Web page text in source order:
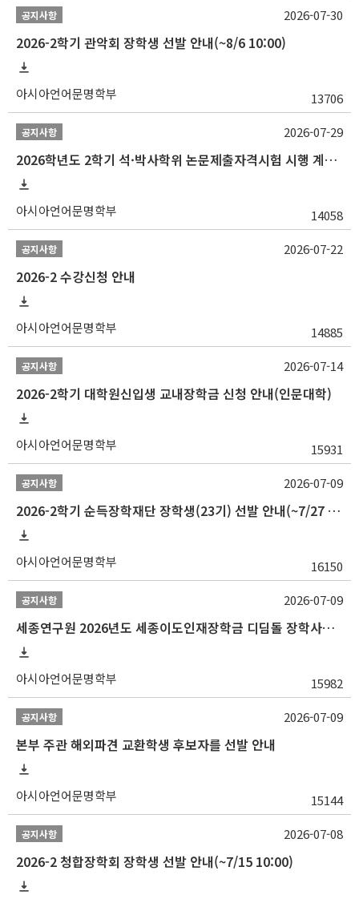
공지사항
2026-2학기 관악회 장학생 선발 안내(~8/6 10:00)
아시아언어문명학부 13706
2026-07-30
공지사항
2026학년도 2학기 석·박사학위 논문제출자격시험 시행 계획 공고
아시아언어문명학부 14058
2026-07-29
공지사항
2026-2 수강신청 안내
아시아언어문명학부 14885
2026-07-22
공지사항
2026-2학기 대학원신입생 교내장학금 신청 안내(인문대학)
아시아언어문명학부 15931
2026-07-14
공지사항
2026-2학기 순득장학재단 장학생(23기) 선발 안내(~7/27 10:00)
아시아언어문명학부 16150
2026-07-09
공지사항
세종연구원 2026년도 세종이도인재장학금 디딤돌 장학사업 학자금대출 관련분야(원금상환, 이자지원) 신청 사업 안내
아시아언어문명학부 15982
2026-07-09
공지사항
본부 주관 해외파견 교환학생 후보자를 선발 안내
아시아언어문명학부 15144
2026-07-09
공지사항
2026-2 청합장학회 장학생 선발 안내(~7/15 10:00)
2026-07-08